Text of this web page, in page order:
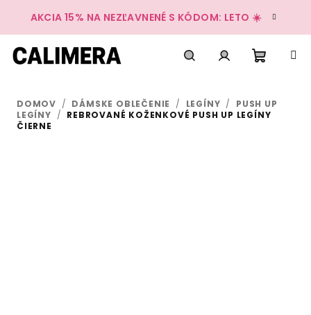
obsah
AKCIA 15% NA NEZĽAVNENÉ S KÓDOM: LETO ☀️
košík
DOMOV / DÁMSKE OBLEČENIE / LEGÍNY /
PUSH UP
LEGÍNY / REBROVANÉ KOŽENKOVÉ PUSH UP LEGÍNY
ČIERNE